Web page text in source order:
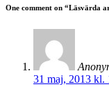
One comment on “Läsvärda
31 maj, 2013 kl.